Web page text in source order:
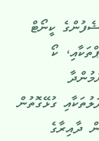
ކީނޯޓް
ކޯ
ގުޅޭގޮތުން
ދާއިރާގެ